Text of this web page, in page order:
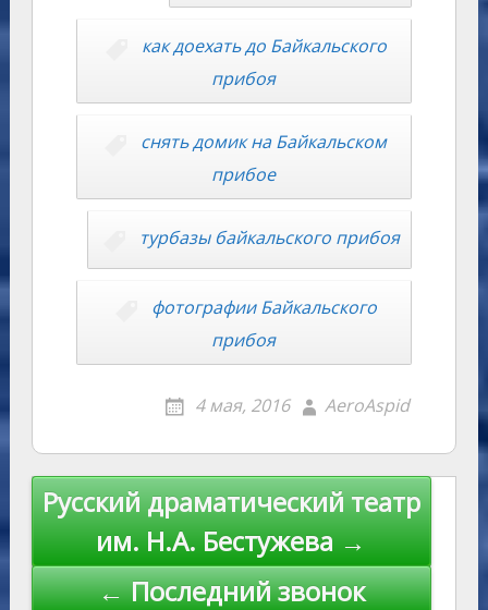
s
ki
n
al
p
Li
n
k
как доехать до Байкальского
прибоя
снять домик на Байкальском
прибое
турбазы байкальского прибоя
фотографии Байкальского
прибоя
4 мая, 2016 AeroAspid
Навигация
записям
Русский драматический театр
им. Н.А. Бестужева →
← Последний звонок